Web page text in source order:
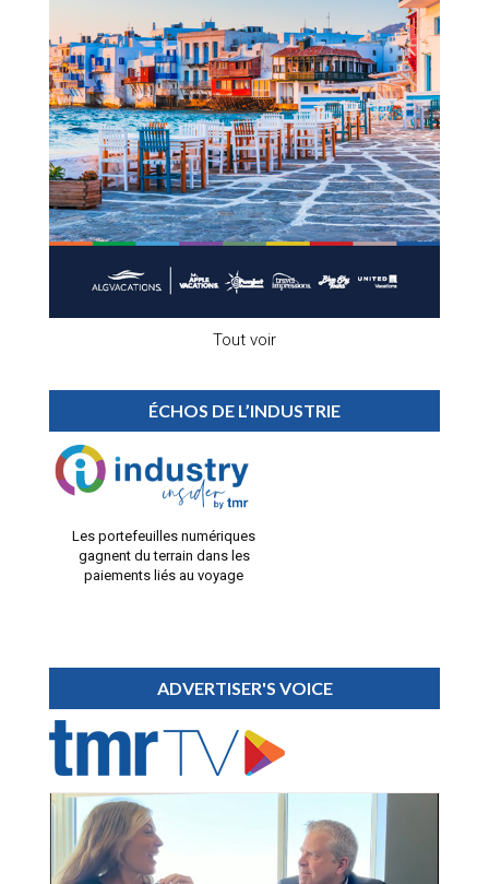
Tout voir
ÉCHOS DE L’INDUSTRIE
Les portefeuilles numériques
gagnent du terrain dans les
paiements liés au voyage
ADVERTISER'S VOICE